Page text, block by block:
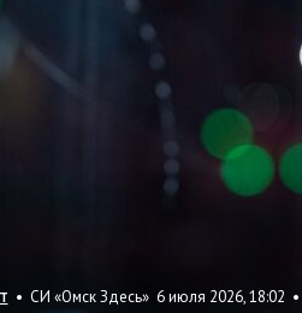
• СИ «Омск Здесь» 6 июля 2026, 18:02 •